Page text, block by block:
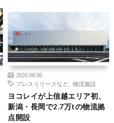
2026.08.06
プレスリリースなど
物流施設
ヨコレイが上信越エリア初、
新潟・長岡で2.7万tの物流拠
点開設